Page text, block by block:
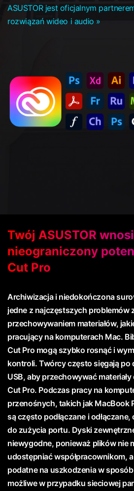
ASUSTOR jest oficjalnym
rozwiązań wideo i audio »
Twój ASUSTOR
nieograniczony
Cut Pro
Archiwizacja i niedokończona
jedne z najczęstszych problemów
przechowywaniem materiałów,
pracujący na komputerach Mac.
Cut Pro mogą szybko rosnąć i
kontroli. Twórcy często sięgają po
USB, aby przechowywać
Cut Pro. Podczas pracy na
przenośnych, takich jak MacBook
są często podłączane i
do zużycia portu. Dyski
niewygodne, ponieważ plików nie
udostępniać współpracownikom,
podatne na uszkodzenia w
możliwe w przypadku sieciowej